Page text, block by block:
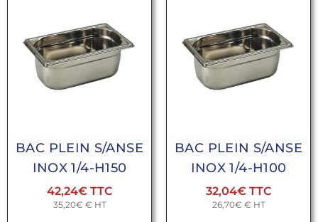
BAC PLEIN S/ANSE
INOX 1/4-H150
42,24€
35,20€ € HT
BAC PLEIN S/ANSE
INOX 1/4-H100
32,04€
26,70€ € HT